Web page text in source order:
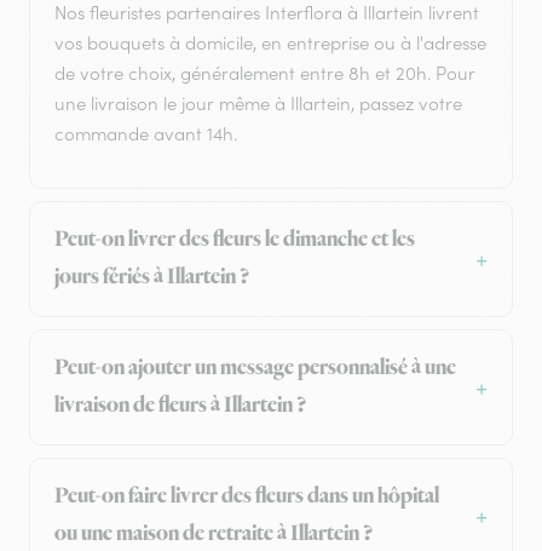
Nos fleuristes partenaires Interflora à Illartein livrent
vos bouquets à domicile, en entreprise ou à l'adresse
de votre choix, généralement entre 8h et 20h. Pour
une livraison le jour même à Illartein, passez votre
commande avant 14h.
Peut-on livrer des fleurs le dimanche et les
jours fériés à Illartein ?
Peut-on ajouter un message personnalisé à une
livraison de fleurs à Illartein ?
Peut-on faire livrer des fleurs dans un hôpital
ou une maison de retraite à Illartein ?